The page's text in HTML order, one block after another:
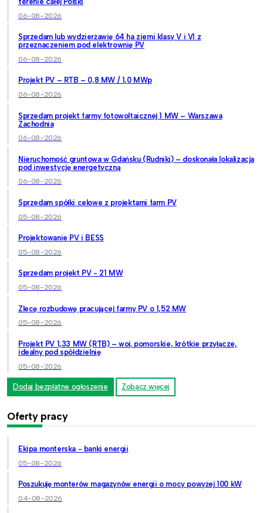
06-08-2026
Sprzedam lub wydzierżawię 64 ha ziemi klasy V i VI z
przeznaczeniem pod elektrownię PV
06-08-2026
Projekt PV – RTB – 0,8 MW / 1,0 MWp
06-08-2026
Sprzedam projekt farmy fotowoltaicznej 1 MW – Warszawa
Zachodnia
06-08-2026
Nieruchomość gruntowa w Gdańsku (Rudniki) – doskonała lokalizacja
pod inwestycję energetyczną
06-08-2026
Sprzedam spółki celowe z projektami farm PV
05-08-2026
Projektowanie PV i BESS
05-08-2026
Sprzedam projekt PV - 21 MW
05-08-2026
Zlecę rozbudowę pracującej farmy PV o 1,52 MW
05-08-2026
Projekt PV 1,33 MW (RTB) – woj. pomorskie, krótkie przyłącze,
idealny pod spółdzielnię
05-08-2026
Dodaj bezpłatne ogłoszenie Zobacz więcej
Oferty pracy
Ekipa monterska - banki energii
05-08-2026
Poszukuję monterów magazynów energii o mocy powyżej 100 kW
04-08-2026